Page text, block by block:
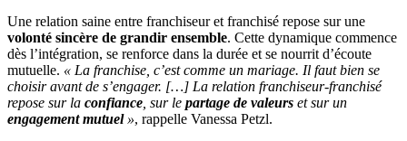
Une relation saine entre franchiseur et franchisé repose sur une
volonté sincère de grandir ensemble. Cette dynamique commence
dès l’intégration, se renforce dans la durée et se nourrit d’écoute
mutuelle. « La franchise, c’est comme un mariage. Il faut bien se
choisir avant de s’engager. […] La relation franchiseur-franchisé
repose sur la confiance , sur le partage de valeurs et sur un
engagement mutuel», rappelle Vanessa Petzl.